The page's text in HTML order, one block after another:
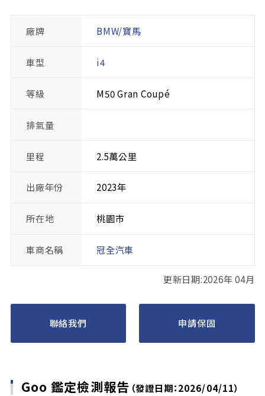
廠牌 BMW/寶馬
車型 i4
等級 M50 Gran Coupé
排氣量
里程 2.5萬公里
出廠年份 2023年
所在地 桃園市
車商名稱 冠全汽車
更新日期:2026年 04月
聯絡我們 申請保固
Goo 鑑定檢測報告 （發證日期：2026/04/11）